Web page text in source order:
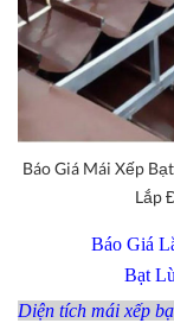
Báo Giá Mái Xếp
Lắp
Báo Giá
Bạt
Diện tích mái xếp